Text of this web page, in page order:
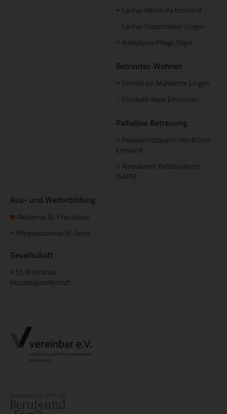
+ Caritas Altenhilfe Emsland
+ Caritas Sozialstation Lingen
+ Ambulante Pflege Sögel
Betreutes Wohnen
Domizil am Mühlentor Lingen
Elisabeth Haus Emsbüren
Palliative Betreuung
+ Palliativstützpunkt Nördliches
Emsland
+ Ambulanter Palliativdienst
(SAPV)
Aus- und Weiterbildung
Akademie St. Franziskus
+ Pflegeakademie St. Anna
Gesellschaft
St. Bonifatius
Hospitalgesellschaft